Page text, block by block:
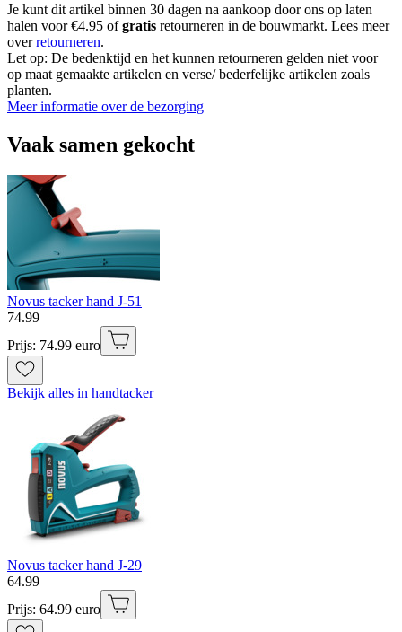
Je kunt dit artikel binnen 30 dagen na aankoop door ons op laten
halen voor €4.95 ofgratis retourneren in de bouwmarkt. Lees meer
overretourneren.
Let op: De bedenktijd en het kunnen retourneren gelden niet voor
op maat gemaakte artikelen en verse/ bederfelijke artikelen zoals
planten.
Meer informatie over de bezorging
Vaak samen gekocht
Novus tacker hand J-51
74.99
Prijs: 74.99 euro
Bekijk alles in handtacker
Novus tacker hand J-29
64.99
Prijs: 64.99 euro